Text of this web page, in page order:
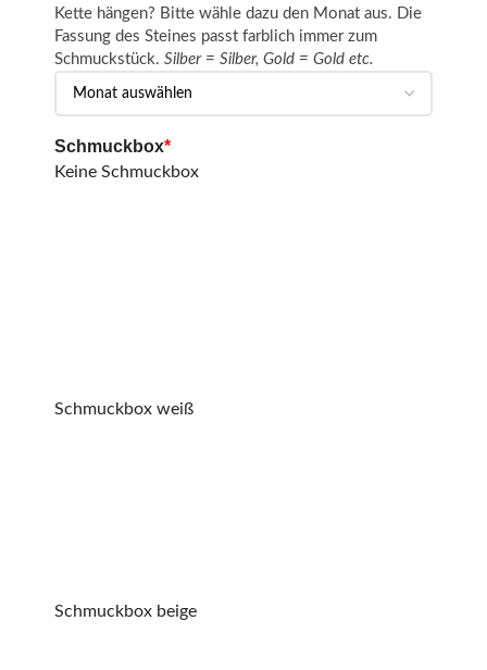
Kette hängen? Bitte wähle dazu den Monat aus. Die
Fassung des Steines passt farblich immer zum
Schmuckstück. Silber = Silber, Gold = Gold etc.
*
Schmuckbox
Keine Schmuckbox
Schmuckbox weiß
Schmuckbox beige